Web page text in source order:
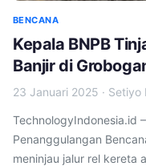
BENCANA
Kepala BNPB
Banjir di
23 Januari 2025 · Setiyo
TechnologyIndonesia.id
Penanggulangan
meninjau jalur rel kereta